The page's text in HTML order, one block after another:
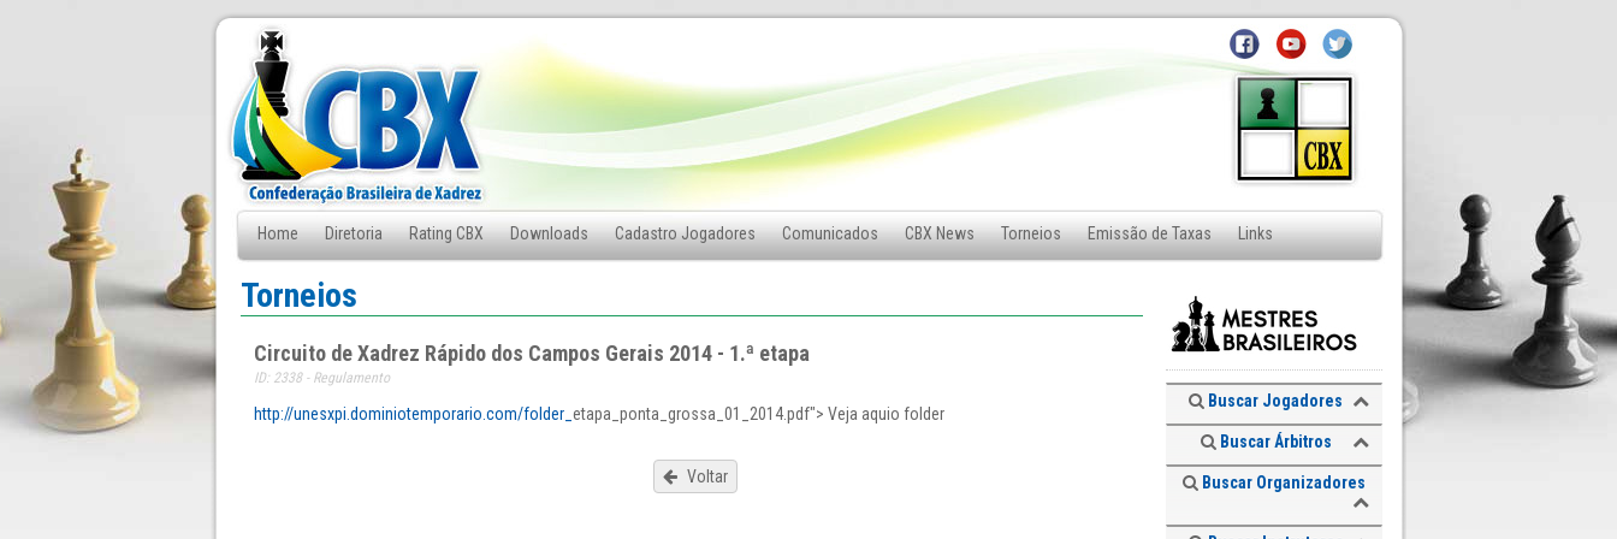
Home Diretoria Rating CBX Downloads Cadastro Jogadores Comunicados CBX News Torneios Emissão de Taxas Links
Fale Conosco
Torneios
Circuito de Xadrez Rápido dos Campos Gerais 2014 - 1.ª etapa
ID: 2338 - Regulamento
http://unesxpi.dominiotemporario.com/folder_ etapa_ponta_grossa_01_2014.pdf"> Veja aquio folder
Voltar
Buscar Jogadores
Buscar Árbitros
Buscar Organizadores